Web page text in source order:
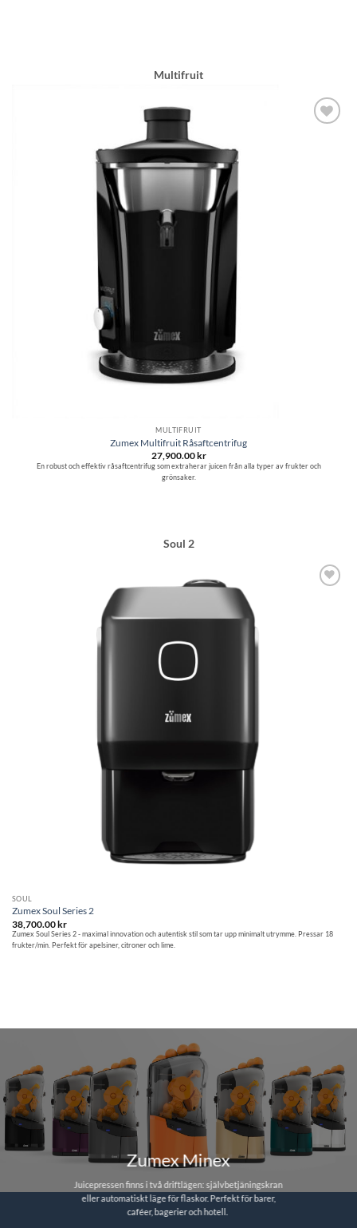
Multifruit
MULTIFRUIT
Zumex Multifruit Råsaftcentrifug
27,900.00kr
En robust och effektiv råsaftcentrifug som extraherar juicen från alla typer av frukter och
grönsaker.
Soul 2
SOUL
Zumex Soul Series 2
38,700.00kr
Zumex Soul Series 2 - maximal innovation och autentisk stil som tar upp minimalt utrymme. Pressar 18
frukter/min. Perfekt för apelsiner, citroner och lime.
Zumex Minex
Juicepressen finns i två driftlägen: självbetjäningskran
eller automatiskt läge för flaskor. Perfekt för barer,
caféer, bagerier och hotell.